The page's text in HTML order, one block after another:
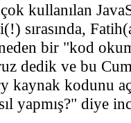
kullanılan
sırasında,
bir "kod
dedik ve bu
kaynak kodunu
yapmış?" diye